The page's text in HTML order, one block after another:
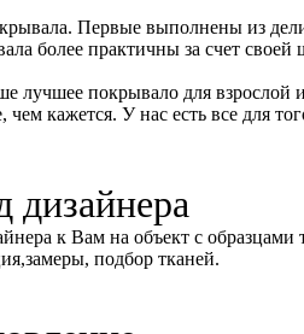
Первые выполнены из
более практичны за счет
лучшее покрывало для
кажется. У нас есть все для
дизайнера
к Вам на объект с образцами
подбор тканей.